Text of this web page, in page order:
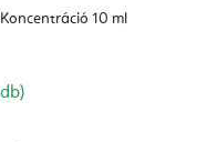
10 ml